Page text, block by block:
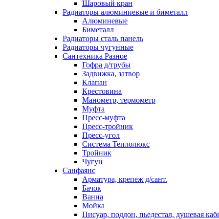
Шаровый кран
Радиаторы алюминиевые и биметалл
Алюминевые
Биметалл
Радиаторы сталь панель
Радиаторы чугунные
Сантехника Разное
Гофра д/трубы
Задвижка, затвор
Клапан
Крестовина
Манометр, термометр
Муфта
Пресс-муфта
Пресс-тройник
Пресс-угол
Система Теплолюкс
Тройник
Чугун
Санфаянс
Арматура, крепеж д/сант.
Бачок
Ванна
Мойка
Писуар, поддон, пьедестал, душевая